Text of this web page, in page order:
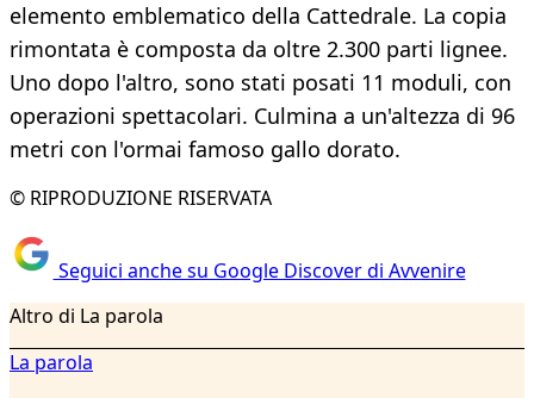
elemento emblematico della Cattedrale. La copia
rimontata è composta da oltre 2.300 parti lignee.
Uno dopo l'altro, sono stati posati 11 moduli, con
operazioni spettacolari. Culmina a un'altezza di 96
metri con l'ormai famoso gallo dorato.
© RIPRODUZIONE RISERVATA
Seguici anche su Google Discover di Avvenire
Altro di La parola
La parola